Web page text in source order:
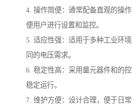
4. 操作简便：通常配备直观的操
便用户进行设置和监控。
5. 适应性强：适用于多种工业环
同的电压需求。
6. 稳定性高：采用量元器件和的
稳定运行。
7. 维护方便：设计合理，便于日常